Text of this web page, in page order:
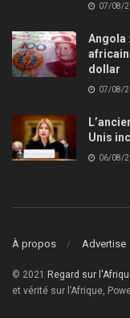
07/08/
Angola
dollar
07/08/
Unis
06/08/
À propos Advertise
© 2021 Regard sur
et vérité sur l’Afrique,